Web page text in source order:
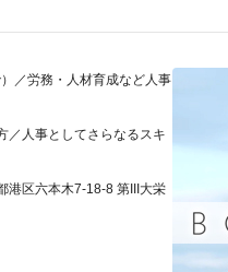
／労務・人材育成など人事
／人事としてさらなるスキ
港区六本木7-18-8 第III大栄